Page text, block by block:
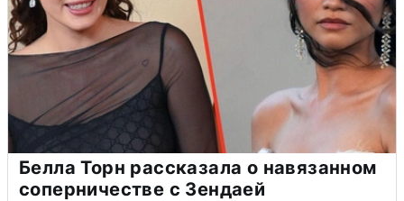
Белла Торн рассказала о навязанном
соперничестве с Зендаей